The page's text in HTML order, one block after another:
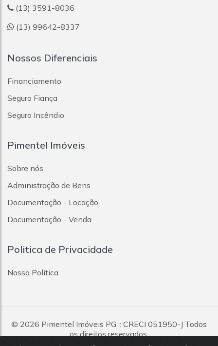
(13) 3591-8036
(13) 99642-8337
Nossos Diferenciais
Financiamento
Seguro Fiança
Seguro Incêndio
Pimentel Imóveis
Sobre nós
Administração de Bens
Documentação - Locação
Documentação - Venda
Politica de Privacidade
Nossa Politica
© 2026 Pimentel Imóveis PG :: CRECI 051950-J Todos
os direitos reservados.